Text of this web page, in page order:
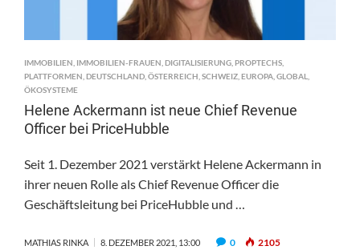
IMMOBILIEN IMMOBILIEN-FRAUEN DIGITALISIERUNG PROPTECHS
PLATTFORMEN DEUTSCHLAND ÖSTERREICH SCHWEIZ EUROPA GLOBAL
ÖKOSYSTEME
Helene Ackermann ist neue Chief Revenue
Officer bei PriceHubble
Seit 1. Dezember 2021 verstärkt Helene Ackermann in
ihrer neuen Rolle als Chief Revenue Officer die
Geschäftsleitung bei PriceHubble und …
MATHIAS RINKA 8. DEZEMBER 2021, 13:00 0 2105